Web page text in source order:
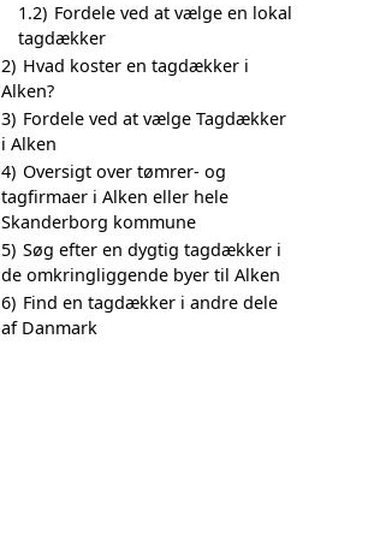
1.2) Fordele ved at vælge en lokal
tagdækker
2) Hvad koster en tagdækker i
Alken?
3) Fordele ved at vælge Tagdækker
i Alken
4) Oversigt over tømrer- og
tagfirmaer i Alken eller hele
Skanderborg kommune
5) Søg efter en dygtig tagdækker i
de omkringliggende byer til Alken
6) Find en tagdækker i andre dele
af Danmark